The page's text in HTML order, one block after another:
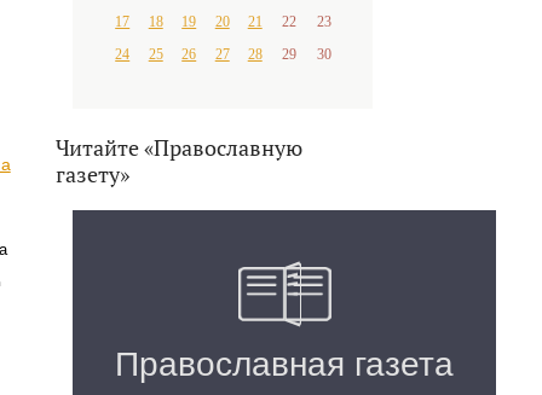
17
18 19 20 21 22
23
24
25 26 27 28 29 30
Читайте «Православную
газету»